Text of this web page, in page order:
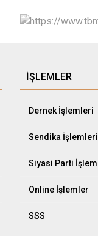
İŞLEMLER
Dernek İşlemleri
Sendika İşlemleri
Siyasi Parti
Online İşlemler
SSS